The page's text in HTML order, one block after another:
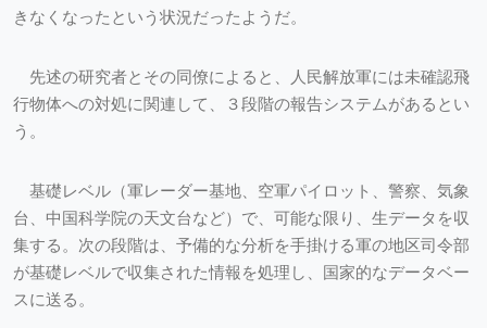
きなくなったという状況だったようだ。
先述の研究者とその同僚によると、人民解放軍には未確認飛
行物体への対処に関連して、３段階の報告システムがあるとい
う。
基礎レベル（軍レーダー基地、空軍パイロット、警察、気象
台、中国科学院の天文台など）で、可能な限り、生データを収
集する。次の段階は、予備的な分析を手掛ける軍の地区司令部
が基礎レベルで収集された情報を処理し、国家的なデータベー
スに送る。